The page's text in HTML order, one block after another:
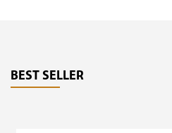
BEST SELLER